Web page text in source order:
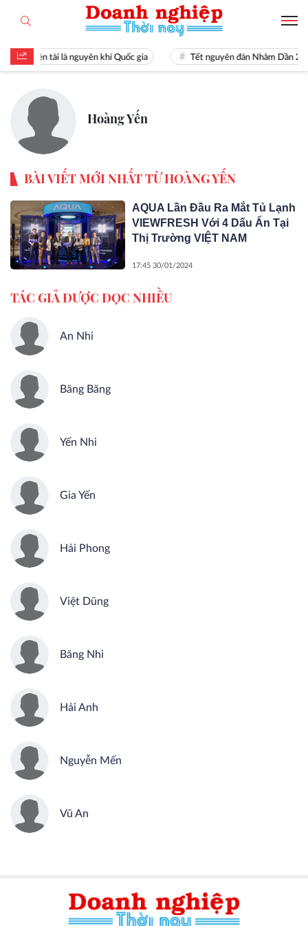
Hiền tài là nguyên khí Quốc gia Tết nguyên đán Nhâm Dần
Hoàng Yến
BÀI VIẾT MỚI NHẤT TỪ HOÀNG YẾN
AQUA Lần Đầu Ra Mắt Tủ Lạnh
VIEWFRESH Với 4 Dấu Ấn Tại
Thị Trường VIỆT NAM
17:45 30/01/2024
TÁC GIẢ ĐƯỢC ĐỌC NHIỀU
An Nhi
Băng Băng
Yến Nhi
Gia Yến
Hải Phong
Việt Dũng
Băng Nhi
Hải Anh
Nguyễn Mến
Vũ An